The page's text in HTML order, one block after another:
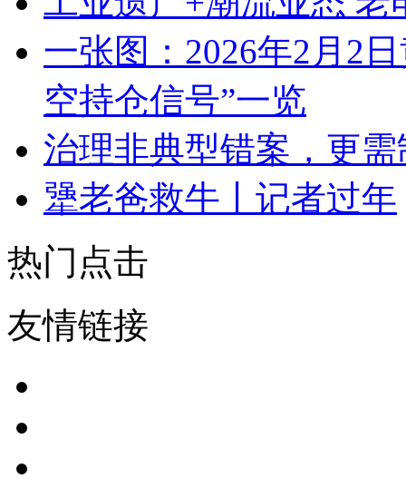
一张图：2026年2月2
空持仓信号”一览
治理非典型错案，更
犟老爸救牛丨记者过年
热门点击
友情链接